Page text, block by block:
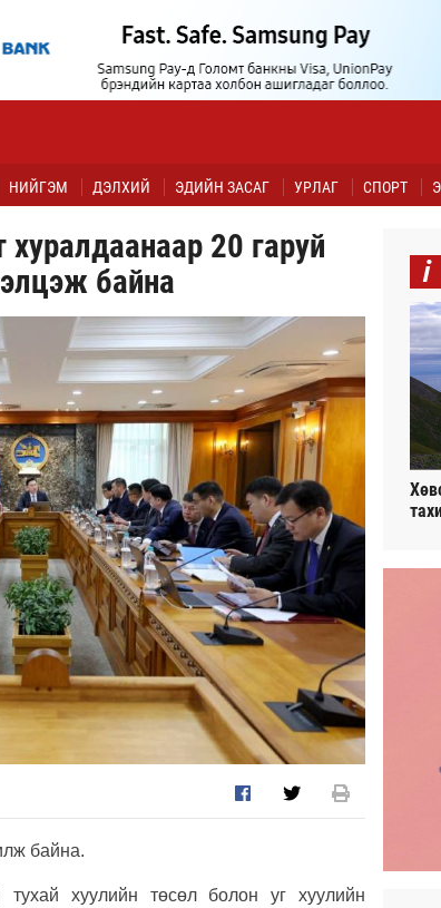
НИЙГЭМ ДЭЛХИЙ ЭДИЙН ЗАСАГ УРЛАГ СПОРТ
20 гаруй
байна
байна.
хуулийн төсөл болон уг хуулийн
i